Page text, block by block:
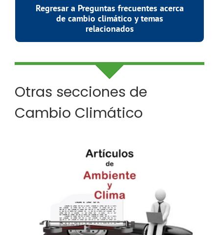
Regresar a Preguntas frecuentes acerca
de cambio climático y temas
relacionados
Otras secciones de
Cambio Climático